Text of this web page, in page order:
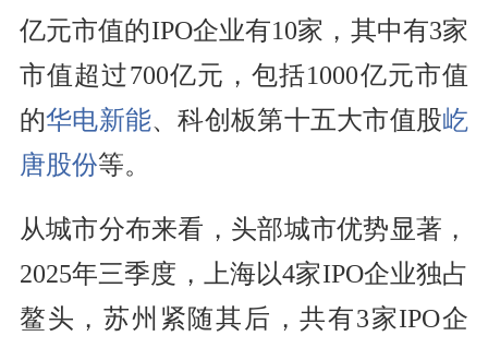
亿元市值的IPO企业有10家，其中有3家
市值超过700亿元，包括1000亿元市值
的华电新能、科创板第十五大市值股屹
唐股份等。
从城市分布来看，头部城市优势显著，
2025年三季度，上海以4家IPO企业独占
鳌头，苏州紧随其后，共有3家IPO企